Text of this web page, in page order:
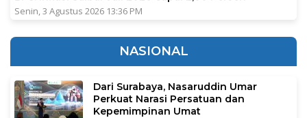
Senin, 3 Agustus 2026 13:36 PM
NASIONAL
Dari Surabaya, Nasaruddin Umar
Perkuat Narasi Persatuan dan
Kepemimpinan Umat